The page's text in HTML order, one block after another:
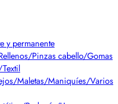
y permanente
Pinzas cabello/Gomas
Maletas/Maniquíes/Varios